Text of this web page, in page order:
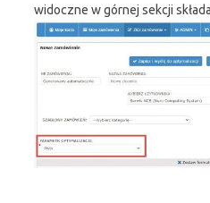
widoczne w górnej sekcji